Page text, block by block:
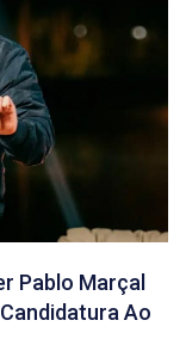
Pablo Marçal
Ao